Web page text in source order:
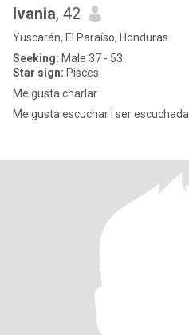
Ivania, 42
Yuscarán, El Paraíso, Honduras
Seeking: Male 37 - 53
Star sign: Pisces
Me gusta charlar
Me gusta escuchar i ser escuchada